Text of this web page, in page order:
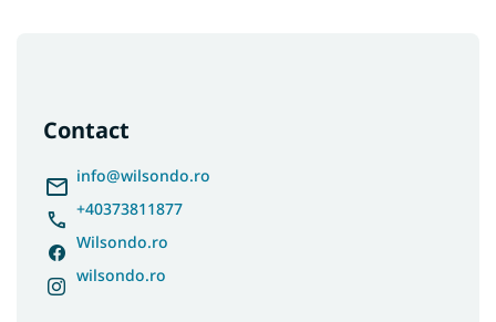
Contact
info@wilsondo.ro
+40373811877
Wilsondo.ro
wilsondo.ro